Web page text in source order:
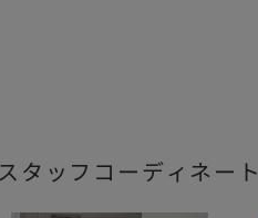
タッフコーディネート